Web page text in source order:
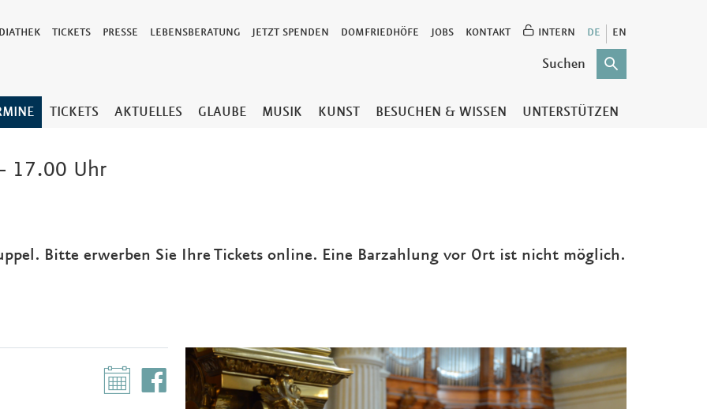
TICKETS PRESSE LEBENSBERATUNG JETZT SPENDEN DOMFRIEDHÖFE JOBS KONTAKT INTERN DE EN
TICKETS AKTUELLES GLAUBE MUSIK KUNST BESUCHEN & WISSEN UNTERSTÜTZEN
17.00 Uhr
Bitte erwerben Sie Ihre Tickets online. Eine Barzahlung vor Ort ist nicht möglich.